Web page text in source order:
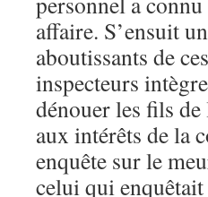
affaire. S’ensuit
aboutissants de
inspecteurs
dénouer les fils
aux intérêts de la
enquête sur le
celui qui